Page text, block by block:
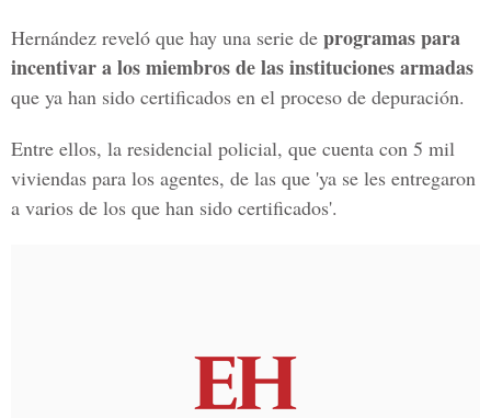
Hernández reveló que hay una serie de programas para
incentivar a los miembros de las instituciones armadas
que ya han sido certificados en el proceso de depuración.
Entre ellos, la residencial policial, que cuenta con 5 mil
viviendas para los agentes, de las que 'ya se les entregaron
a varios de los que han sido certificados'.